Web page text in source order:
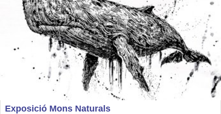
Exposició Mons Naturals